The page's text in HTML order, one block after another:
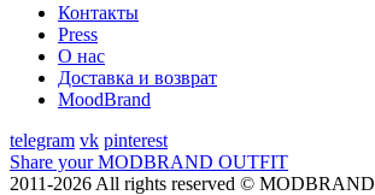
Контакты
Press
О нас
Доставка и возврат
MoodBrand
telegram vk pinterest
Share your MODBRAND OUTFIT
2011-2026 All rights reserved © MODBRAND